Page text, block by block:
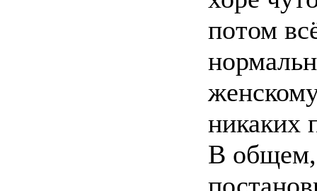
потом
никаких
В